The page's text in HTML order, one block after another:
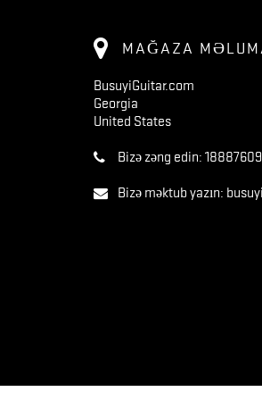
MAĞAZA
BusuyiGuitar.com
Georgia
United States
Bizə zəng edin:
Bizə məktub yazın: